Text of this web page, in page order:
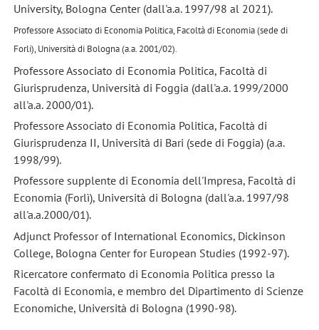
University, Bologna Center (dall'a.a. 1997/98 al 2021).
Professore Associato di Economia Politica, Facoltà di Economia (sede di
Forli), Università di Bologna (a.a. 2001/02).
Professore Associato di Economia Politica, Facoltà di
Giurisprudenza, Università di Foggia (dall'a.a. 1999/2000
all'a.a. 2000/01).
Professore Associato di Economia Politica, Facoltà di
Giurisprudenza II, Università di Bari (sede di Foggia) (a.a.
1998/99).
Professore supplente di Economia dell'Impresa, Facoltà di
Economia (Forlì), Università di Bologna (dall'a.a. 1997/98
all'a.a.2000/01).
Adjunct Professor of International Economics, Dickinson
College, Bologna Center for European Studies (1992-97).
Ricercatore confermato di Economia Politica presso la
Facoltà di Economia, e membro del Dipartimento di Scienze
Economiche, Università di Bologna (1990-98).